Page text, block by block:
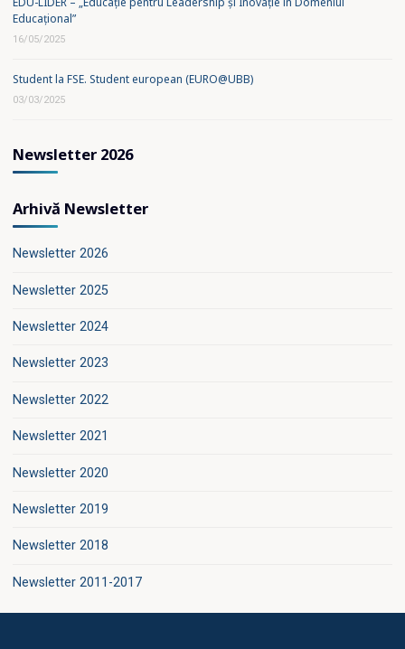
Educațional”
16/05/2025
Student la FSE. Student european (EURO@UBB)
03/03/2025
Newsletter 2026
Arhivă Newsletter
Newsletter 2026
Newsletter 2025
Newsletter 2024
Newsletter 2023
Newsletter 2022
Newsletter 2021
Newsletter 2020
Newsletter 2019
Newsletter 2018
Newsletter 2011-2017